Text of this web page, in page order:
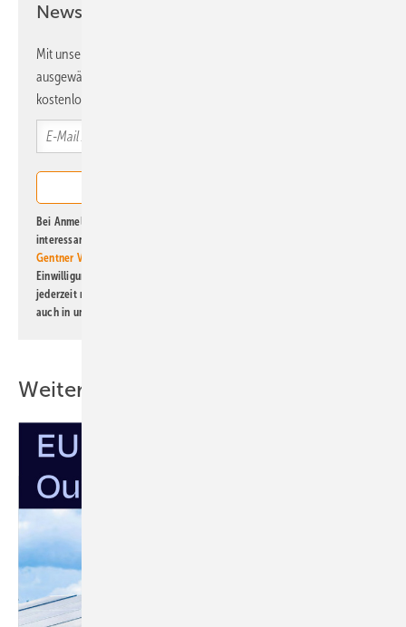
Newsletter!
Mit unserem Newsletter erhalten Sie regelmäßig von uns
ausgewählte Informationen und Neuigkeiten, gebündelt und
kostenlos direkt ins Postfach.
Bei Anmeldung zu diesem Newsletter bin ich damit einverstanden, über
interessante Verlags- und Online-Angebote
Gentner Verlag GmbH & Co. KG
Einwilligung kann ich jederzeit widerrufen und eine Abmeldung ist
jederzeit möglich. Informationen zum Umgang mit Daten finden Sie
auch in unserer
Weitere Inhalte